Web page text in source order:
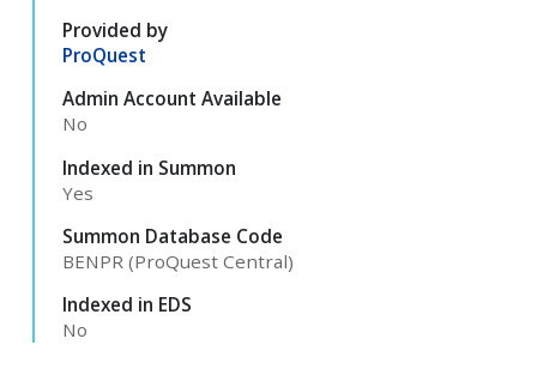
Provided by
ProQuest
Admin Account Available
No
Indexed in Summon
Yes
Summon Database Code
BENPR (ProQuest Central)
Indexed in EDS
No